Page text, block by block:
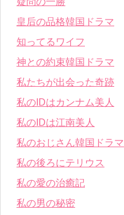
皇后の品格韓国ドラマ
知ってるワイフ
神との約束韓国ドラマ
私たちが出会った奇跡
私のIDはカンナム美人
私のIDは江南美人
私のおじさん韓国ドラマ
私の後ろにテリウス
私の愛の治癒記
私の男の秘密